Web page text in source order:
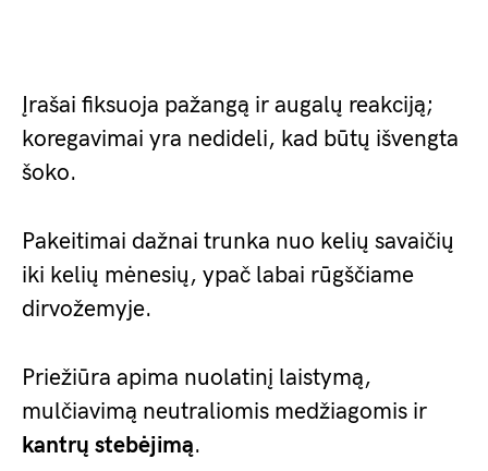
Įrašai fiksuoja pažangą ir augalų reakciją;
koregavimai yra nedideli, kad būtų išvengta
šoko.
Pakeitimai dažnai trunka nuo kelių savaičių
iki kelių mėnesių, ypač labai rūgščiame
dirvožemyje.
Priežiūra apima nuolatinį laistymą,
mulčiavimą neutraliomis medžiagomis ir
kantrų stebėjimą.